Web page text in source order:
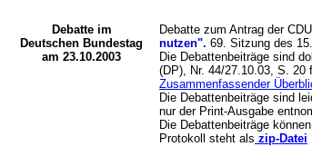
Debatte im
Deutschen Bundestag
am 23.10.2003
Debatte zum Antrag der
nutzen". 69. Sitzung des
Die Debattenbeiträge sind
(DP), Nr. 44/27.10.03, S. 20
Zusammenfassender
Die Debattenbeiträge sind
nur der Print-Ausgabe
Die Debattenbeiträge
Protokoll steht als zip-Datei